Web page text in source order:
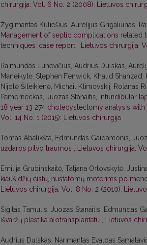
chirurgija: Vol. 6 No. 2 (2008): Lietuvos
Žygimantas Kuliešius, Aurelijus Grigaliūnas,
Management of septic complications related
techniques: case report , Lietuvos chirurgija:
Raimundas Lunevičius, Audrius Dulskas,
Maneikytė, Stephen Fenwick, Khalid
Nijolė Šileikienė, Michail Klimovskij, Rolanas
Pamerneckas, Juozas Stanaitis, Infundibular
18 year 13 274 cholecystectomy analysis
Vol. 14 No. 1 (2015): Lietuvos chirurgija
Tomas Abalikšta, Edmundas Gaidamonis,
uždaros pilvo traumos , Lietuvos chirurgija:
Emilija Grubinskaitė, Tatjana Orlovskytė,
kiaušidžių cistų, nustatomų moterims po
Lietuvos chirurgija: Vol. 8 No. 2 (2010):
Sigitas Tamulis, Juozas Stanaitis, Edmundas
išvaržų plastika alotransplantatu , Lietuvos
Audrius Dulskas, Narimantas Evaldas